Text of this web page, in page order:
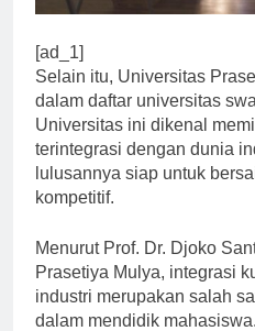
[ad_1]
Selain itu, Universitas
dalam daftar universitas
Universitas ini dikenal
terintegrasi dengan dunia
lulusannya siap untuk
Menurut Prof. Dr. Djoko
Prasetiya Mulya, integrasi
industri merupakan salah